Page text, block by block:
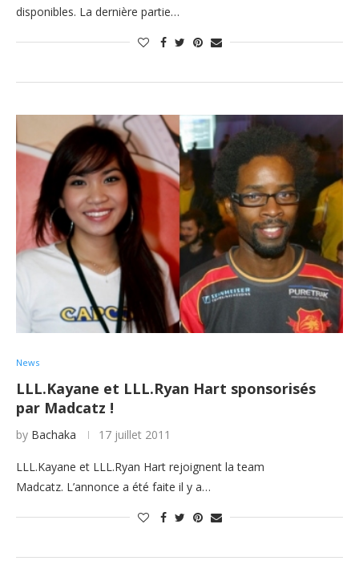
disponibles. La dernière partie…
News
LLL.Kayane et LLL.Ryan Hart sponsorisés
par Madcatz !
by Bachaka 17 juillet 2011
LLL.Kayane et LLL.Ryan Hart rejoignent la team
Madcatz. L’annonce a été faite il y a…